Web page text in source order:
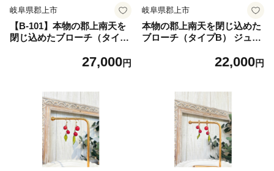
岐阜県郡上市
【B-101】本物の郡上南天を
閉じ込めたブローチ（タイプ
レディースジュエリー アクセ
27,000円
岐阜県郡上市
本物の郡上南天を閉じ込めた
ブローチ（タイプB） ジュエ
スジュエリー アクセサリー
22,000円